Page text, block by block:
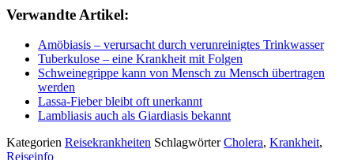
Verwandte Artikel:
Amöbiasis – verursacht durch verunreinigtes Trinkwasser
Tuberkulose – eine Krankheit mit Folgen
Schweinegrippe kann von Mensch zu Mensch übertragen
werden
Lassa-Fieber bleibt oft unerkannt
Lambliasis auch als Giardiasis bekannt
Kategorien Reisekrankheiten SchlagwörterCholera, Krankheit,
Reiseinfo